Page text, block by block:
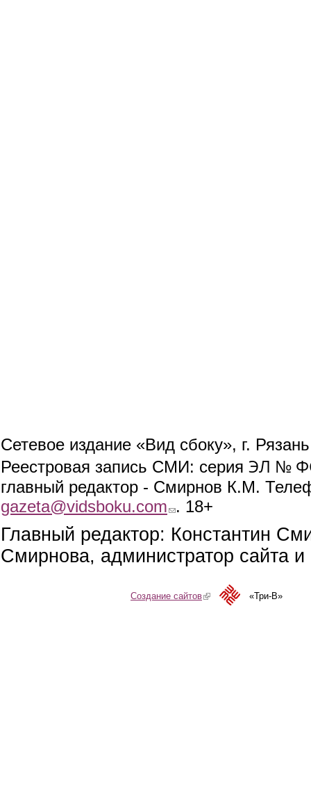
Сетевое издание «Вид сбоку», г.
Реестровая запись СМИ: серия ЭЛ №
главный редактор - Смирнов К.М.
gazeta@vidsboku.com (link sends e-mail)
. 18+
Главный редактор: Константин
Смирнова, администратор сайта
Создание сайтов(link is external)«Три-В»